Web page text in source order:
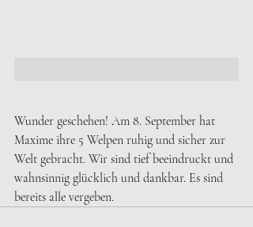
Wunder geschehen! Am 8. September hat
Maxime ihre 5 Welpen ruhig und sicher zur
Welt gebracht. Wir sind tief beeindruckt und
wahnsinnig glücklich und dankbar. Es sind
bereits alle vergeben.